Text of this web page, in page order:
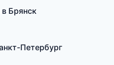
Брянск
Петербург